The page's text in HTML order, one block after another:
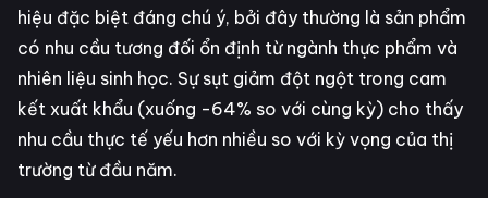
hiệu đặc biệt đáng chú ý, bởi đây thường là sản phẩm
có nhu cầu tương đối ổn định từ ngành thực phẩm và
nhiên liệu sinh học. Sự sụt giảm đột ngột trong cam
kết xuất khẩu (xuống -64% so với cùng kỳ) cho thấy
nhu cầu thực tế yếu hơn nhiều so với kỳ vọng của thị
trường từ đầu năm.